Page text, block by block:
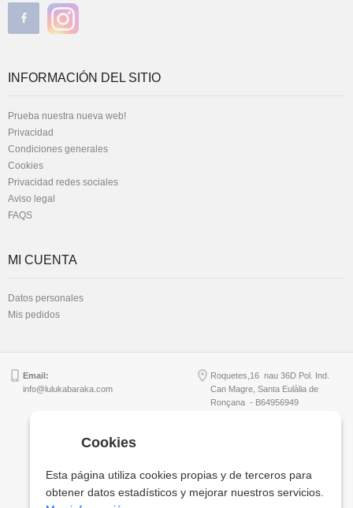
INFORMACIÓN DEL SITIO
Prueba nuestra nueva web!
Privacidad
Condiciones generales
Cookies
Privacidad redes sociales
Aviso legal
FAQS
MI CUENTA
Datos personales
Mis pedidos
Email:
info@lulukabaraka.com
Roquetes,16 nau 36D Pol. Ind.
Can Magre, Santa Eulàlia de
Ronçana - B64956949
Cookies
Esta página utiliza cookies propias y de terceros para
obtener datos estadísticos y mejorar nuestros servicios.